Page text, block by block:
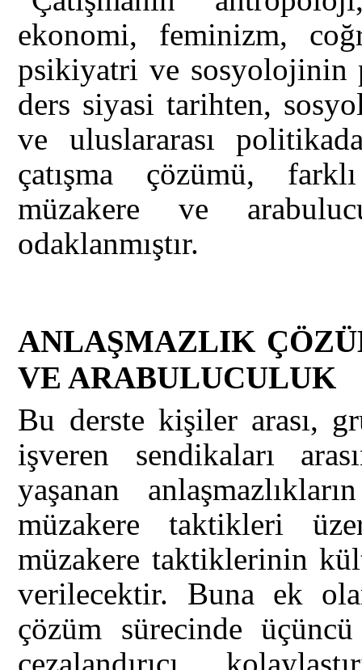
ekonomi, feminizm,
psikiyatri ve sosyolojinin
ders siyasi tarihten,
ve uluslararası
çatışma çözümü,
müzakere ve
odaklanmıştır.
ANLAŞMAZLIK
VE ARABULUCULUK
Bu derste kişiler arası,
işveren sendikaları
yaşanan
müzakere taktikleri
müzakere taktiklerinin
verilecektir. Buna ek
çözüm sürecinde
cezalandırıcı,